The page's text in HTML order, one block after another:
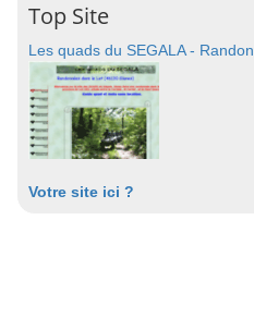
Top Site
Les quads du SEGALA -
Votre site ici ?